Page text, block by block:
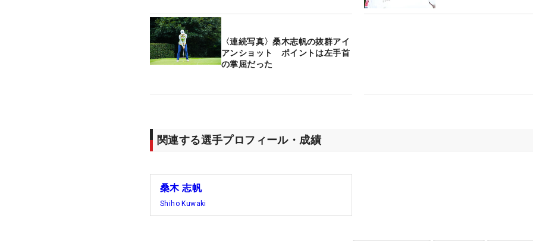
〈連続写真〉桑木志帆の抜群アイ
アンショット ポイントは左手首
の掌屈だった
関連する選手プロフィール・成績
桑木 志帆
Shiho Kuwaki